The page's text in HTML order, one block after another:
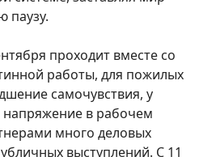
паузу.
проходит вместе со
работы, для пожилых
самочувствия, у
в рабочем
много деловых
выступлений. С 11